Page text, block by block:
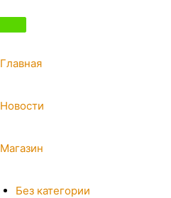
Главная
Новости
Магазин
Без категории